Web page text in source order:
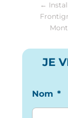
←
JE
Nom *